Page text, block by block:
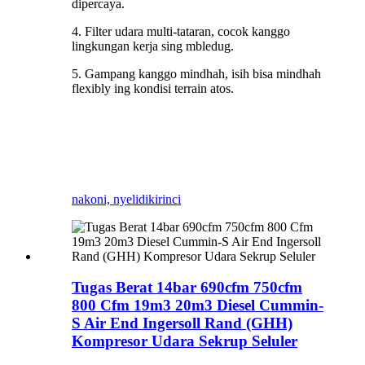
dipercaya.
4. Filter udara multi-tataran, cocok kanggo
lingkungan kerja sing mbledug.
5. Gampang kanggo mindhah, isih bisa mindhah
flexibly ing kondisi terrain atos.
nakoni, nyelidikirinci
Tugas Berat 14bar 690cfm 750cfm
800 Cfm 19m3 20m3 Diesel Cummin-
S Air End Ingersoll Rand (GHH)
Kompresor Udara Sekrup Seluler